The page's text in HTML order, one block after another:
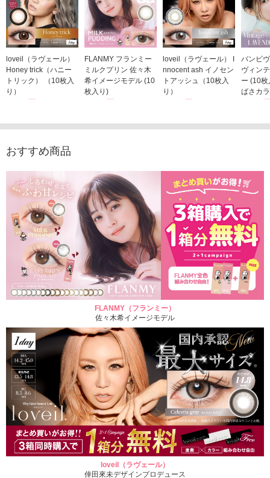
loveil（ラヴェール）
Honey trick（ハニー
トリック） （10枚入
り）
FLANMY フランミー
ミルクプリン 佐々木
希イメージモデル (10
枚入り)
loveil（ラヴェール） I
nnocent ash イノセン
トアッシュ（10枚入
り）
バンビ
ヴィン
ー (10
ばさカ
おすすめ商品
FLANMY（フランミー）
佐々木希イメージモデル
loveil（ラヴェール）
倖田來未デザインプロデュース